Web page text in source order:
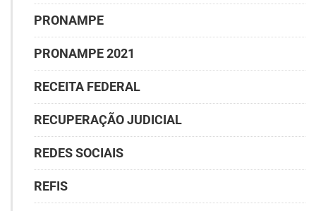
PRONAMPE
PRONAMPE 2021
RECEITA FEDERAL
RECUPERAÇÃO JUDICIAL
REDES SOCIAIS
REFIS